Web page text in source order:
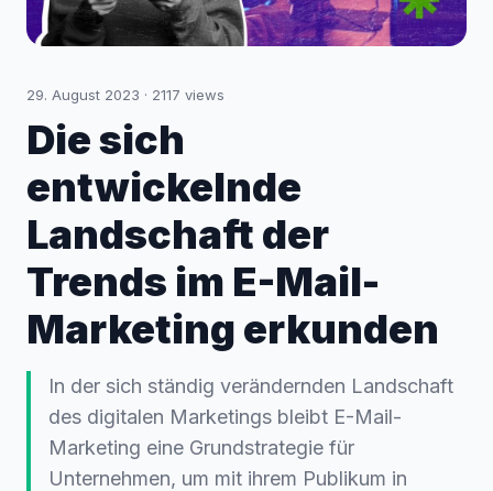
29. August 2023 · 2117 views
Die sich
entwickelnde
Landschaft der
Trends im E-Mail-
Marketing erkunden
In der sich ständig verändernden Landschaft
des digitalen Marketings bleibt E-Mail-
Marketing eine Grundstrategie für
Unternehmen, um mit ihrem Publikum in